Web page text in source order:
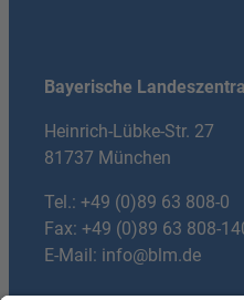
Bayerische
Heinrich-Lübke-Str. 27
81737 München
Tel.: +49 (0)89 63 808-0
Fax: +49 (0)89 63 808-
E-Mail: info@blm.de